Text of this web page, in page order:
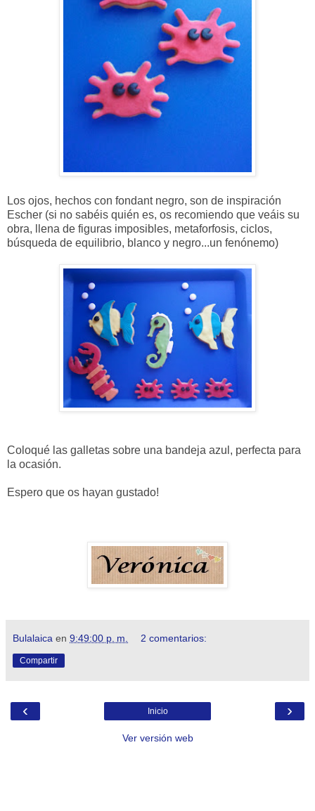
Los ojos, hechos con fondant negro, son de inspiración
Escher (si no sabéis quién es, os recomiendo que veáis su
obra, llena de figuras imposibles, metaforfosis, ciclos,
búsqueda de equilibrio, blanco y negro...un fenónemo)
Coloqué las galletas sobre una bandeja azul, perfecta para
la ocasión.
Espero que os hayan gustado!
Bulalaica en 9:49:00 p. m. 2 comentarios:
Compartir
‹ ›
Inicio
Ver versión web